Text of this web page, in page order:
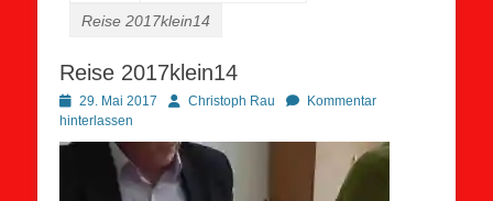
Reise 2017klein14
Reise 2017klein14
Posted
on
29. Mai 2017 AutorChristoph Rau
Kommentar
hinterlassen